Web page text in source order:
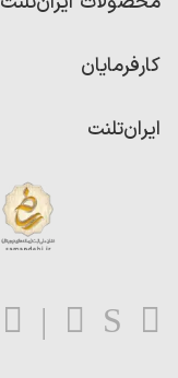
رزومه ساز
امتیاز شرکت‌ها
کاردیکس
کارفرمایان
ایران‌تلنت
بلاگ